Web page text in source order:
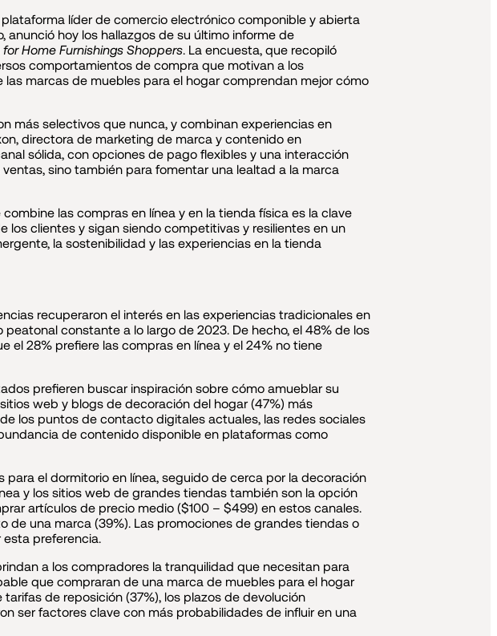
plataforma líder de comercio electrónico componible y abierta
hoy los hallazgos de su último informe de
Home Furnishings Shoppers. La encuesta, que recopiló
comportamientos de compra que motivan a los
marcas de muebles para el hogar comprendan mejor cómo
más selectivos que nunca, y combinan experiencias en
directora de marketing de marca y contenido en
sólida, con opciones de pago flexibles y una interacción
sino también para fomentar una lealtad a la marca
las compras en línea y en la tienda física es la clave
clientes y sigan siendo competitivas y resilientes en un
la sostenibilidad y las experiencias en la tienda
recuperaron el interés en las experiencias tradicionales en
constante a lo largo de 2023. De hecho, el 48% de los
el 28% prefiere las compras en línea y el 24% no tiene
prefieren buscar inspiración sobre cómo amueblar su
web y blogs de decoración del hogar (47%) más
los puntos de contacto digitales actuales, las redes sociales
de contenido disponible en plataformas como
el dormitorio en línea, seguido de cerca por la decoración
y los sitios web de grandes tiendas también son la opción
artículos de precio medio ($100 – $499) en estos canales.
una marca (39%). Las promociones de grandes tiendas o
preferencia.
a los compradores la tranquilidad que necesitan para
que compraran de una marca de muebles para el hogar
de reposición (37%), los plazos de devolución
ser factores clave con más probabilidades de influir en una